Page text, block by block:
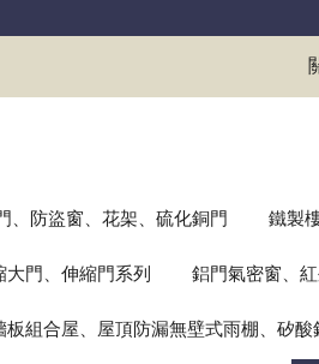
、防盜窗、花架、硫化銅門 鐵製
門、伸縮門系列 鋁門氣密窗、
組合屋、屋頂防漏無壁式雨棚、矽酸